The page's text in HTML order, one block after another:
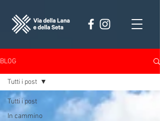
BLOG
Tutti i post
In cammino
Tutti i post